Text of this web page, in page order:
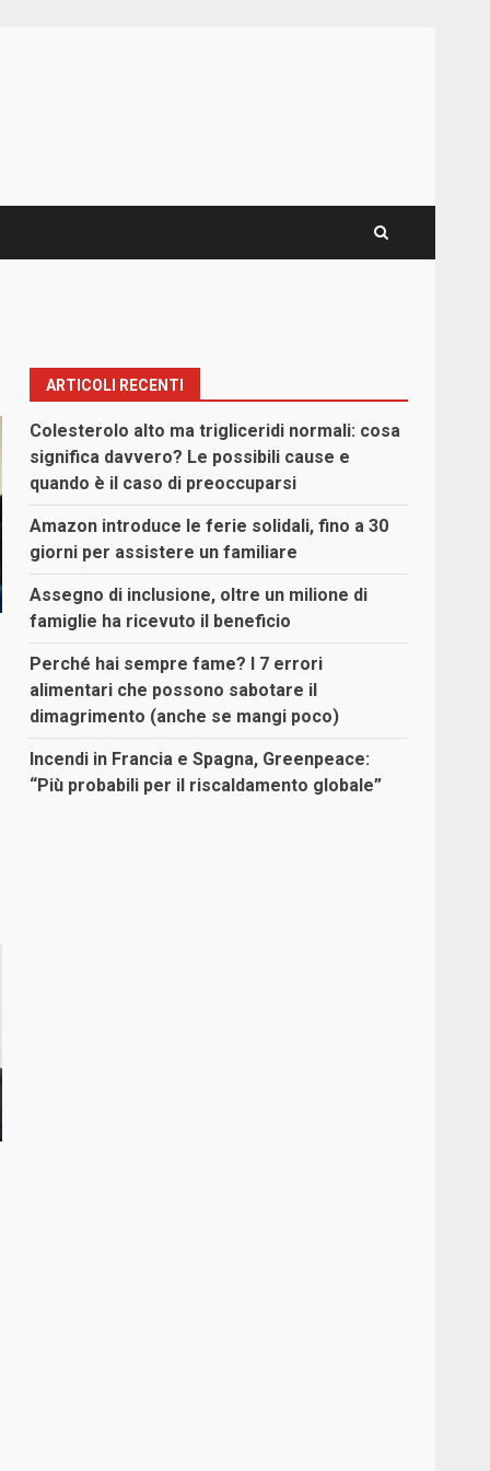
ARTICOLI RECENTI
Colesterolo alto ma trigliceridi normali: cosa
significa davvero? Le possibili cause e
quando è il caso di preoccuparsi
Amazon introduce le ferie solidali, fino a 30
giorni per assistere un familiare
Assegno di inclusione, oltre un milione di
famiglie ha ricevuto il beneficio
Perché hai sempre fame? I 7 errori
alimentari che possono sabotare il
dimagrimento (anche se mangi poco)
Incendi in Francia e Spagna, Greenpeace:
“Più probabili per il riscaldamento globale”